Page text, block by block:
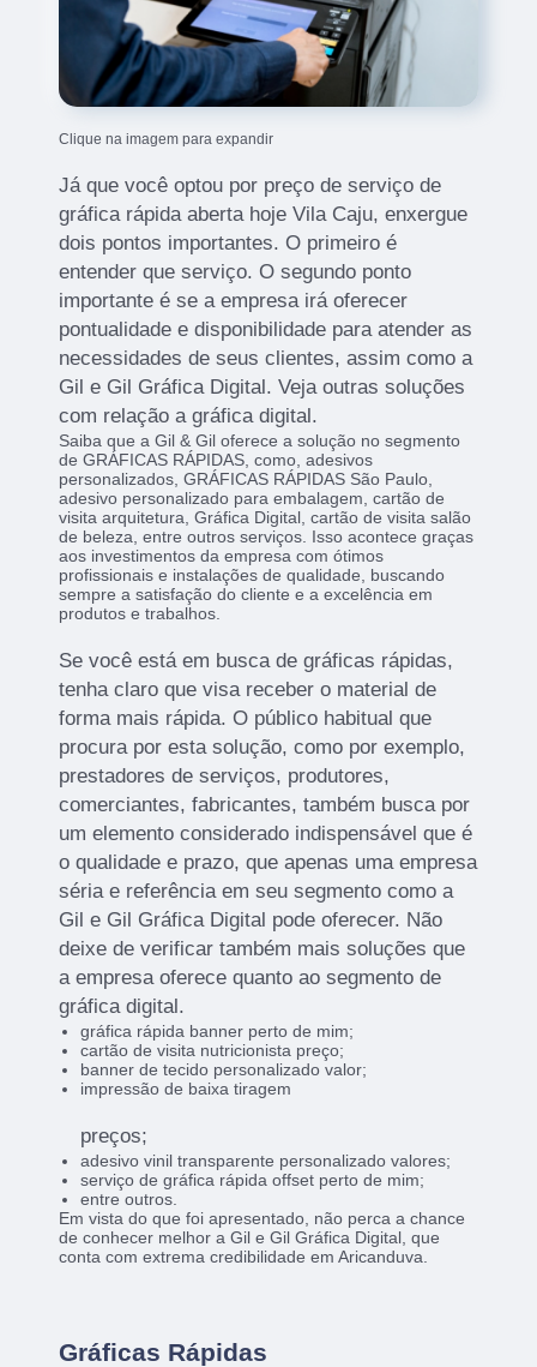
Clique na imagem para expandir
Já que você optou por preço de serviço de
gráfica rápida aberta hoje Vila Caju, enxergue
dois pontos importantes. O primeiro é
entender que serviço. O segundo ponto
importante é se a empresa irá oferecer
pontualidade e disponibilidade para atender as
necessidades de seus clientes, assim como a
Gil e Gil Gráfica Digital. Veja outras soluções
com relação a gráfica digital.
Saiba que a Gil & Gil oferece a solução no segmento
de GRÁFICAS RÁPIDAS, como, adesivos
personalizados, GRÁFICAS RÁPIDAS São Paulo,
adesivo personalizado para embalagem, cartão de
visita arquitetura, Gráfica Digital, cartão de visita salão
de beleza, entre outros serviços. Isso acontece graças
aos investimentos da empresa com ótimos
profissionais e instalações de qualidade, buscando
sempre a satisfação do cliente e a excelência em
produtos e trabalhos.
Se você está em busca de gráficas rápidas,
tenha claro que visa receber o material de
forma mais rápida. O público habitual que
procura por esta solução, como por exemplo,
prestadores de serviços, produtores,
comerciantes, fabricantes, também busca por
um elemento considerado indispensável que é
o qualidade e prazo, que apenas uma empresa
séria e referência em seu segmento como a
Gil e Gil Gráfica Digital pode oferecer. Não
deixe de verificar também mais soluções que
a empresa oferece quanto ao segmento de
gráfica digital.
gráfica rápida banner perto de mim;
cartão de visita nutricionista preço;
banner de tecido personalizado valor;
impressão de baixa tiragem
preços;
adesivo vinil transparente personalizado valores;
serviço de gráfica rápida offset perto de mim;
entre outros.
Em vista do que foi apresentado, não perca a chance
de conhecer melhor a Gil e Gil Gráfica Digital, que
conta com extrema credibilidade em Aricanduva.
Gráficas Rápidas